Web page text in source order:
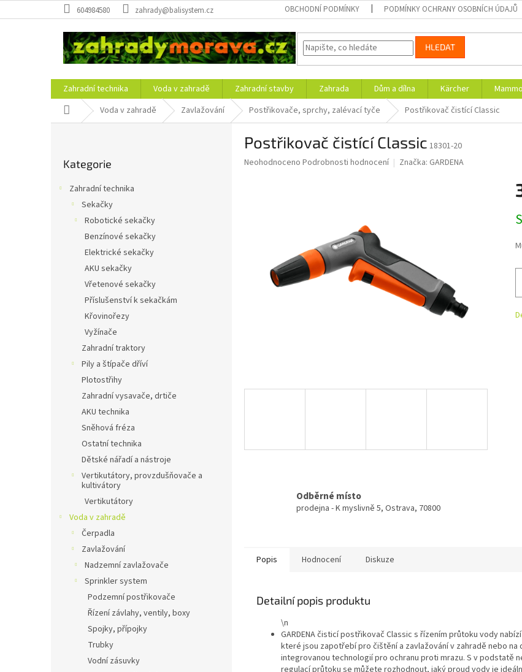
na
604984580 zahrady@balisystem.cz OBCHODNÍ PODMÍNKY PODMÍNKY OCHRANY OSOBNÍCH ÚDAJŮ
HLEDAT
Zahradní technika Voda v zahradě Zahradní stavby Zahrada Dům a dílna Kärcher
Domů Voda v zahradě Zavlažování Postřikovače, sprchy, zalévací tyče Postřikovač čistící Classic
kategorie
Kategorie
Zahradní technika
Sekačky
Robotické sekačky
Benzínové sekačky
Elektrické sekačky
AKU sekačky
Vřetenové sekačky
Příslušenství k sekačkám
Křovinořezy
Vyžínače
Zahradní traktory
Pily a štípače dříví
Plotostřihy
Zahradní vysavače, drtiče
AKU technika
Sněhová fréza
Ostatní technika
Dětské nářadí a nástroje
Vertikutátory, provzdušňovače a
kultivátory
Vertikutátory
Voda v zahradě
Čerpadla
Zavlažování
Nadzemní zavlažovače
Sprinkler system
Podzemní postřikovače
Řízení závlahy, ventily, boxy
Spojky, přípojky
Trubky
Vodní zásuvky
Postřikovač čistící Classic 18301-20
Průměrné
Neohodnoceno Podrobnosti hodnocení Značka: GARDENA
Odběrné místo
prodejna - K myslivně 5, Ostrava, 70800
Popis Hodnocení Diskuze
Detailní popis produktu
\n
GARDENA čisticí postřikovač Classic s řízením průtoku vody
které jsou zapotřebí pro čištění a zavlažování v zahradě nebo na
integrovanou technologií pro ochranu proti mrazu. S v podstatě
regulací průtoku se můžete rozhodnout, jaký proud vody je